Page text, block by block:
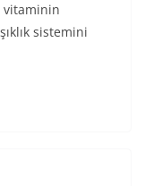
vitaminin
sistemini